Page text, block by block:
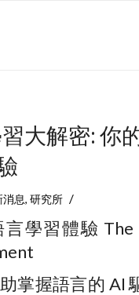
大解密: 你
息, 研究所 /
學習體驗 The
掌握語言的 AI